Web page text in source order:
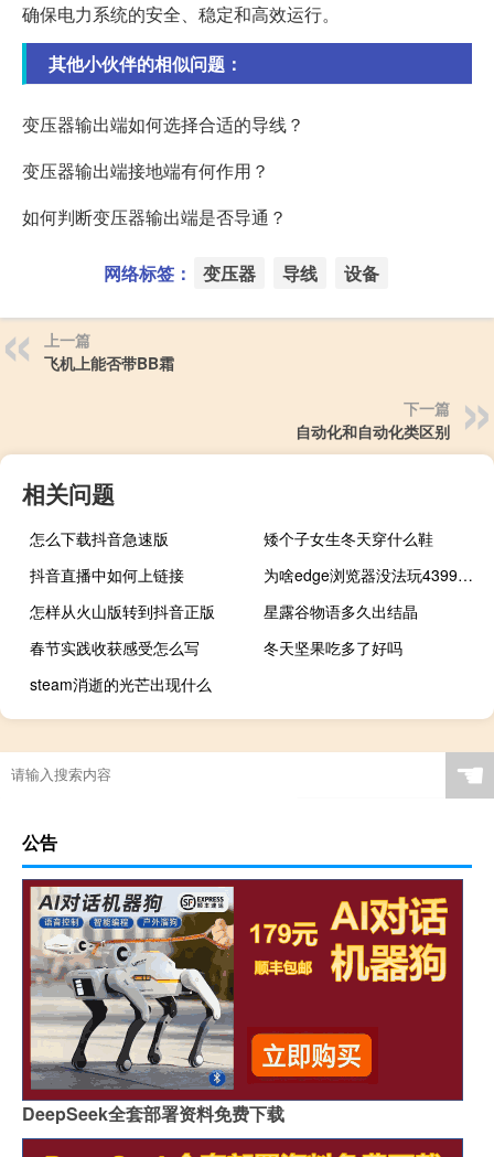
确保电力系统的安全、稳定和高效运行。
其他小伙伴的相似问题：
变压器输出端如何选择合适的导线？
变压器输出端接地端有何作用？
如何判断变压器输出端是否导通？
网络标签： 变压器 导线 设备
上一篇
飞机上能否带BB霜
下一篇
自动化和自动化类区别
相关问题
怎么下载抖音急速版
矮个子女生冬天穿什么鞋
抖音直播中如何上链接
为啥edge浏览器没法玩4399小游戏
怎样从火山版转到抖音正版
星露谷物语多久出结晶
春节实践收获感受怎么写
冬天坚果吃多了好吗
steam消逝的光芒出现什么
☚
公告
DeepSeek全套部署资料免费下载